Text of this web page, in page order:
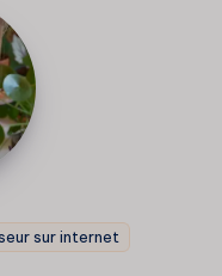
sur internet